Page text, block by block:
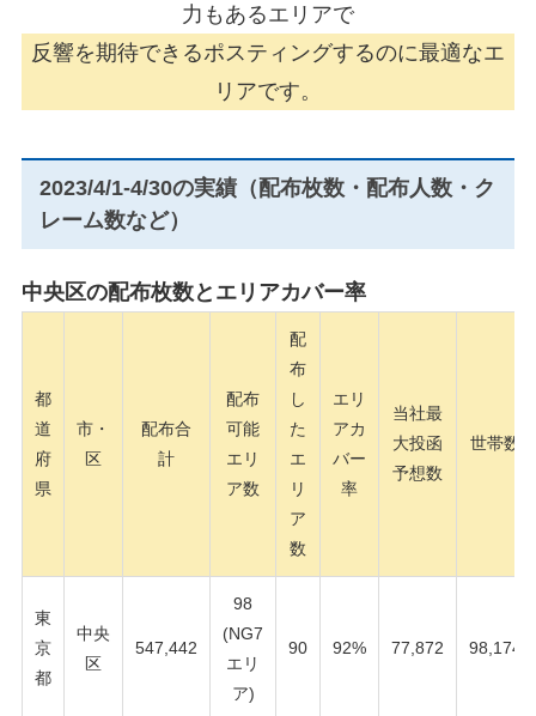
力もあるエリアで
反響を期待できるポスティングするのに最適なエ
リアです。
2023/4/1-4/30の実績（配布枚数・配布人数・ク
レーム数など）
中央区の配布枚数とエリアカバー率
都
道
府
県
市・
区
配布合
計
配布
可能
エリ
ア数
配
布
し
た
エ
リ
ア
数
エリ
アカ
バー
率
当社最
大投函
予想数
世帯数
東
京
都
中央
区
547,442
98
(NG7
エリ
ア)
90 92% 77,872 98,174